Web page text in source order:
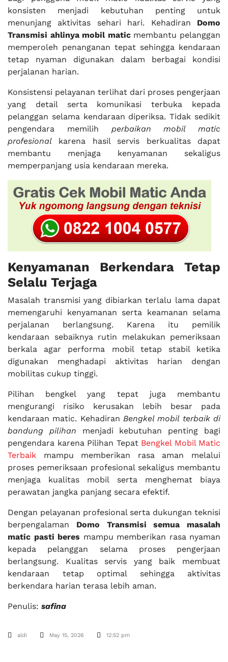
konsisten menjadi kebutuhan penting untuk
menunjang aktivitas sehari hari. Kehadiran Domo
Transmisi ahlinya mobil maticmembantu pelanggan
memperoleh penanganan tepat sehingga kendaraan
tetap nyaman digunakan dalam berbagai kondisi
perjalanan harian.
Konsistensi pelayanan terlihat dari proses pengerjaan
yang detail serta komunikasi terbuka kepada
pelanggan selama kendaraan diperiksa. Tidak sedikit
pengendara memilih perbaikan mobil matic
profesional karena hasil servis berkualitas dapat
membantu menjaga kenyamanan sekaligus
memperpanjang usia kendaraan mereka.
Kenyamanan Berkendara Tetap
Selalu Terjaga
Masalah transmisi yang dibiarkan terlalu lama dapat
memengaruhi kenyamanan serta keamanan selama
perjalanan berlangsung. Karena itu pemilik
kendaraan sebaiknya rutin melakukan pemeriksaan
berkala agar performa mobil tetap stabil ketika
digunakan menghadapi aktivitas harian dengan
mobilitas cukup tinggi.
Pilihan bengkel yang tepat juga membantu
mengurangi risiko kerusakan lebih besar pada
kendaraan matic. Kehadiran Bengkel mobil terbaik di
bandung pilihan menjadi kebutuhan penting bagi
pengendara karena Pilihan Tepat Bengkel Mobil Matic
Terbaik mampu memberikan rasa aman melalui
proses pemeriksaan profesional sekaligus membantu
menjaga kualitas mobil serta menghemat biaya
perawatan jangka panjang secara efektif.
Dengan pelayanan profesional serta dukungan teknisi
berpengalaman Domo Transmisi semua masalah
matic pasti beres mampu memberikan rasa nyaman
kepada pelanggan selama proses pengerjaan
berlangsung. Kualitas servis yang baik membuat
kendaraan tetap optimal sehingga aktivitas
berkendara harian terasa lebih aman.
Penulis: safina
aldi May 15, 2026 12:52 pm